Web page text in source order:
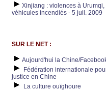
Xinjiang : violences à Urumqi,
véhicules incendiés - 5 juil. 2009
SUR LE NET :
Aujourd'hui la Chine/
Fédération internationale
justice en Chine
La culture ouïghoure